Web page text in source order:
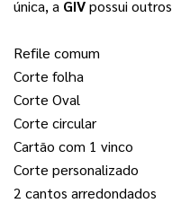
única, a GIV possui
Refile comum
Corte folha
Corte Oval
Corte circular
Cartão com 1 vinco
Corte personalizado
2 cantos arredondados